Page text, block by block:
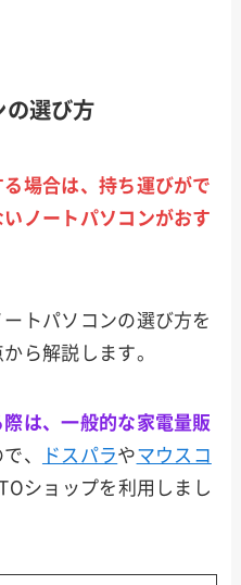
の選び方
場合は、持ち運びがで
ノートパソコンがおす
トパソコンの選び方を
ら解説します。
は、一般的な家電量販
、 ドスパラやマウスコ
ショップを利用しまし